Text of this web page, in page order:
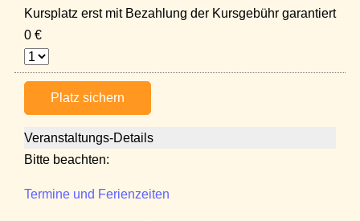
Kursplatz erst mit Bezahlung der Kursgebühr garantiert
0 €
Platz sichern
Veranstaltungs-Details
Bitte beachten:
Termine und Ferienzeiten